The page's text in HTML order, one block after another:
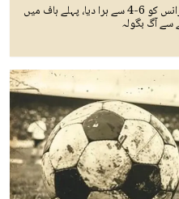
ورلڈ کپ کا ناقابلِ یقین میچ؛ انگلینڈ نے فرانس کو 6-4 سے ہرا دیا، پہلے ہاف میں
آگ بگولہ